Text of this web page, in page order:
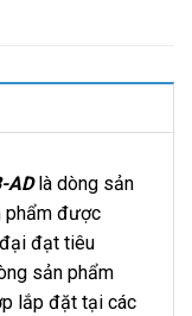
ADlà dòng sản
phẩm được
đạt tiêu
sản phẩm
lắp đặt tại các